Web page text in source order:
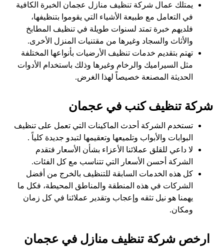
يمتلك عمال شركة تنظيف منازل عجمان الخبرة الكافية
في التعامل مع طبيعة الأشياء التي يقوموا بتنظيفها،
فلديهم خبرة تمتد لسنوات طويلة في تنظيف المطابخ
والأثاث والسجاد وغيرها من مقتنيات المنزل الأخرى.
تهتم بتقديم خدمات تنظيف الأرضيات بأنواعها المختلفة
مثل السيراميك والرخام وغيرها وذلك باستخدام الأدوات
الحديثة المصنعة خصيصاً لهذا الغرض.
شركة تنظيف كنب في عجمان
تستخدم الشركة أحدث الماكينات التي تعمل على تنظيف
البوابات والأبواب وتلميعها وتعقيمها لتبدو جديدة كلياً .
لا داعي للقلق عملائنا الأعزاء بشأن الأسعار فتقدم
الشركة أحسن الأسعار التي تتناسب مع كل الفئات.
كل هذه الخدمات السابقة للتنظيف بالخرج من أفضل
الشركات في هذه المنطقة والمناطق المحيطة، فكل ما
يهمنا هو نيل تثقه وإعجاب وتقدير عملائنا في كل زمان
ومكان.
ارخص شركة تنظيف منازل في عجمان